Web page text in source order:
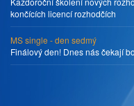
končících licencí rozhodčích
MS single - den sedmý
Finálový den! Dnes nás čekají